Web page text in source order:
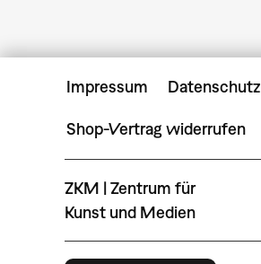
Impressum Datenschutz
Shop-Vertrag widerrufen
ZKM | Zentrum für
Kunst und Medien